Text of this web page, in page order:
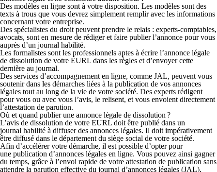
Des modèles en ligne sont à votre disposition. Les modèles sont des
texts à trous que vous devrez simplement remplir avec les informations
concernant votre entreprise.
Des spécialistes du droit peuvent prendre le relais : experts-comptables,
avocats, sont en mesure de rédiger et faire publier l’annonce pour vous
auprès d’un journal habilité.
Les formalistes sont les professionnels aptes à écrire l’annonce légale
de dissolution de votre EURL dans les règles et d’envoyer cette
dernière au journal.
Des services d’accompagnement en ligne, comme JAL, peuvent vous
soutenir dans les démarches liées à la publication de vos annonces
légales tout au long de la vie de votre société. Des experts rédigent
pour vous ou avec vous l’avis, le relisent, et vous envoient directement
l’attestation de parution.
Où et quand publier une annonce légale de dissolution ?
L’avis de dissolution de votre EURL doit être publié dans un
journal habilité à diffuser des annonces légales. Il doit impérativement
être diffusé dans le département du siège social de votre société.
Afin d’accélérer votre démarche, il est possible d’opter pour
une publication d’annonces légales en ligne. Vous pouvez ainsi gagner
du temps, grâce à l’envoi rapide de votre attestation de publication sans
attendre la parution effective du journal d’annonces légales (JAL).